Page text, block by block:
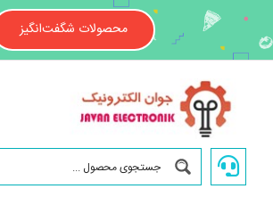
content
محصولات شگفت‌انگیز